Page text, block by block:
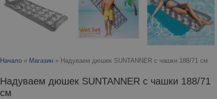
Начало » Магазин » Надуваем дюшек SUNTANNER с чашки 188/71 см
Надуваем дюшек SUNTANNER с чашки 188/71
см